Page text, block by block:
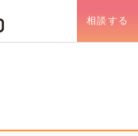
相談する